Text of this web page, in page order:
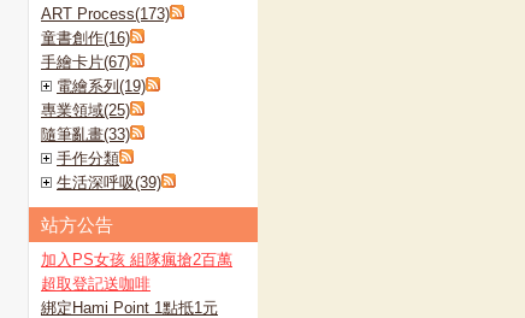
ART Process(173)
童書創作(16)
手繪卡片(67)
電繪系列(19)
專業領域(25)
隨筆亂畫(33)
手作分類
生活深呼吸(39)
站方公告
加入PS女孩 組隊瘋搶2百萬
超取登記送咖啡
綁定Hami Point 1點抵1元